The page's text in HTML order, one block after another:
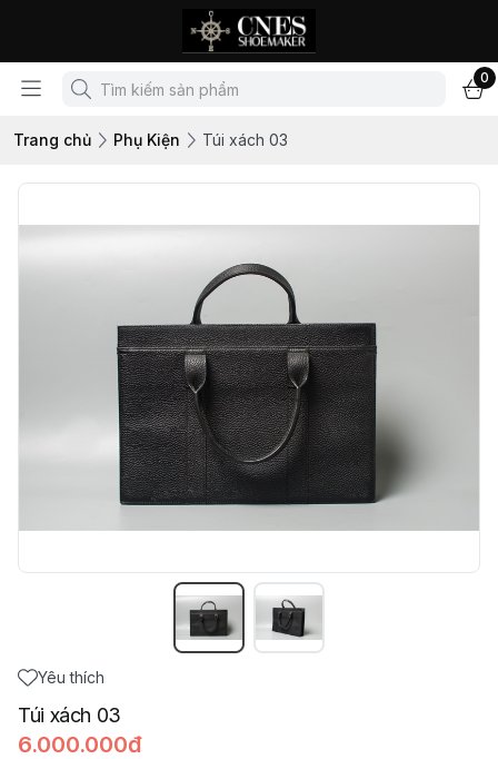
0
Trang chủ Phụ Kiện Túi xách 03
Yêu thích
Túi xách 03
6.000.000đ